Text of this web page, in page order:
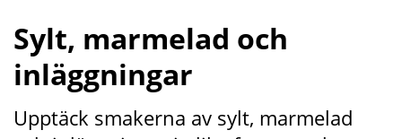
Sylt, marmelad och
inläggningar
Upptäck smakerna av sylt, marmelad